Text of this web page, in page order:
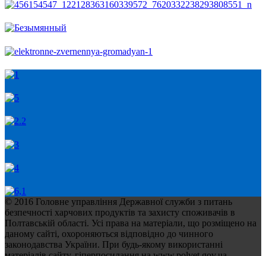
© 2016 Головне управління Державної служби з питань
безпечності харчових продуктів та захисту споживачів в
Полтавській області. Усі права на матеріали, що розміщено на
даному сайті, охороняються відповідно до чинного
законодавства України. При будь-якому використанні